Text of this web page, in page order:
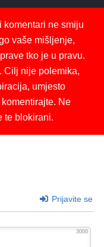
komentari ne smiju
vaše mišljenje,
tko je u pravu.
Cilj nije polemika,
umjesto
Ne
te blokirani.
Prijavite se
3000